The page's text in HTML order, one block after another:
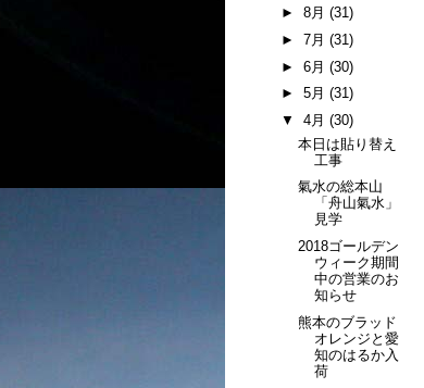
► 8月 (31)
► 7月 (31)
► 6月 (30)
► 5月 (31)
▼ 4月 (30)
本日は貼り替え
工事
氣水の総本山
「舟山氣水」
見学
2018ゴールデン
ウィーク期間
中の営業のお
知らせ
熊本のブラッド
オレンジと愛
知のはるか入
荷